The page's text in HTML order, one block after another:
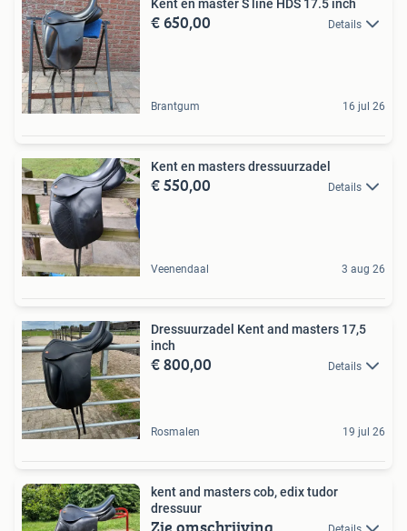
Kent en master S line HDS 17.5 inch
€ 650,00 Details
Brantgum 16 jul 26
Kent en masters dressuurzadel
€ 550,00 Details
Veenendaal 3 aug 26
Dressuurzadel Kent and masters 17,5
inch
€ 800,00 Details
Rosmalen 19 jul 26
kent and masters cob, edix tudor
dressuur